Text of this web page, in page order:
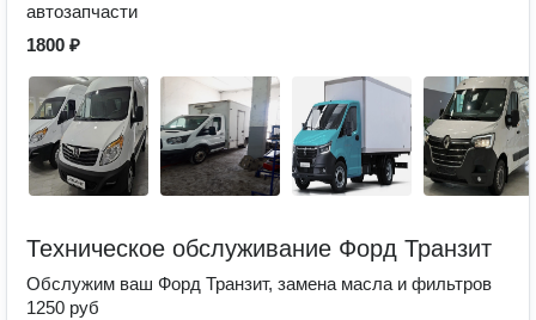
автозапчасти
1800 ₽
Техническое обслуживание Форд Транзит
Обслужим ваш Форд Транзит, замена масла и фильтров
1250 руб